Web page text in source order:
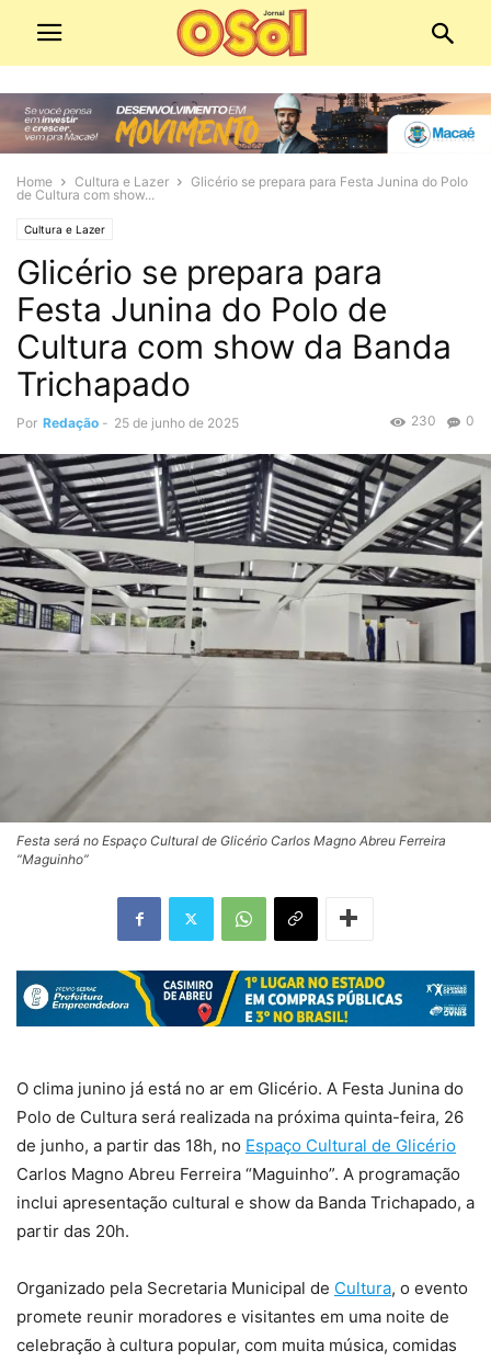
Home Cultura e Lazer
Glicério se prepara para Festa Junina do Polo
de Cultura com show...
Cultura e Lazer
Glicério se prepara para
Festa Junina do Polo de
Cultura com show da Banda
Trichapado
Por Redação - 25 de junho de 2025 0
230
Festa será no Espaço Cultural de Glicério Carlos Magno Abreu Ferreira
“Maguinho”
O clima junino já está no ar em Glicério. A Festa Junina do
Polo de Cultura será realizada na próxima quinta-feira, 26
de junho, a partir das 18h, no Espaço Cultural de Glicério
Carlos Magno Abreu Ferreira “Maguinho”. A programação
inclui apresentação cultural e show da Banda Trichapado, a
partir das 20h.
Organizado pela Secretaria Municipal de Cultura, o evento
promete reunir moradores e visitantes em uma noite de
celebração à cultura popular, com muita música, comidas